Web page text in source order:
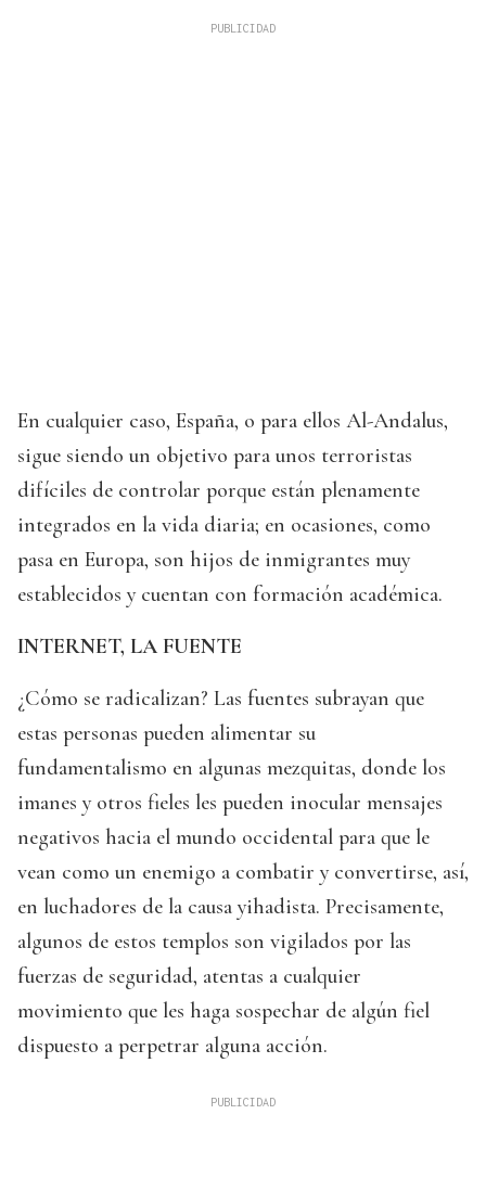
En cualquier caso, España, o para ellos Al-Andalus,
sigue siendo un objetivo para unos terroristas
difíciles de controlar porque están plenamente
integrados en la vida diaria; en ocasiones, como
pasa en Europa, son hijos de inmigrantes muy
establecidos y cuentan con formación académica.
INTERNET, LA FUENTE
¿Cómo se radicalizan? Las fuentes subrayan que
estas personas pueden alimentar su
fundamentalismo en algunas mezquitas, donde los
imanes y otros fieles les pueden inocular mensajes
negativos hacia el mundo occidental para que le
vean como un enemigo a combatir y convertirse, así,
en luchadores de la causa yihadista. Precisamente,
algunos de estos templos son vigilados por las
fuerzas de seguridad, atentas a cualquier
movimiento que les haga sospechar de algún fiel
dispuesto a perpetrar alguna acción.